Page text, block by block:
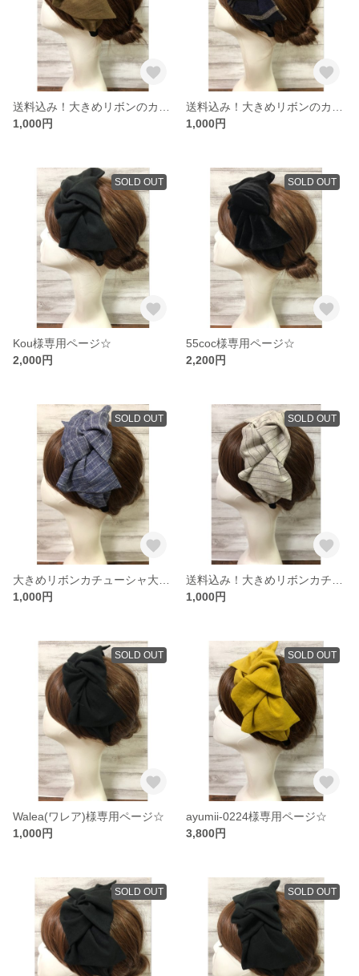
1,000円
1,000円
SOLD OUT
Kou様専用ページ☆
2,000円
SOLD OUT
55coc様専用ページ☆
2,200円
SOLD OUT
1,000円
SOLD OUT
1,000円
SOLD OUT
Walea(ワレア)様専用ページ☆
1,000円
SOLD OUT
ayumii-0224様専用ページ☆
3,800円
SOLD OUT SOLD OUT